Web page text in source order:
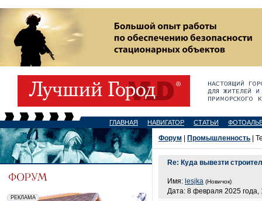
ГЛАВНАЯ НАВИГАТОР СТАТЬИ
Форум Промышленность |
Re: Куда вывезти
Имя: lesjka (Новичок)
Дата: 8 февраля 2025 года,